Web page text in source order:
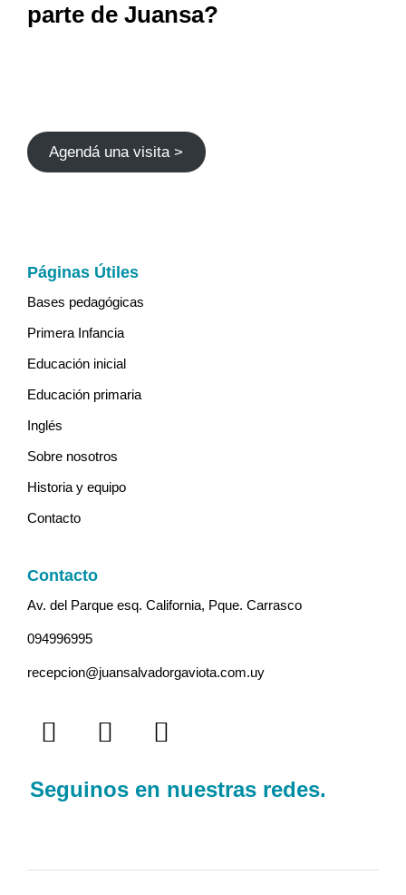
parte de Juansa?
Agendá una visita >
Páginas Útiles
Bases pedagógicas
Primera Infancia
Educación inicial
Educación primaria
Inglés
Sobre nosotros
Historia y equipo
Contacto
Contacto
Av. del Parque esq. California, Pque. Carrasco
094996995
recepcion@juansalvadorgaviota.com.uy
Seguinos en nuestras redes.